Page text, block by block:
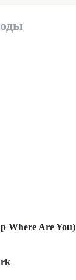
Where Are You)